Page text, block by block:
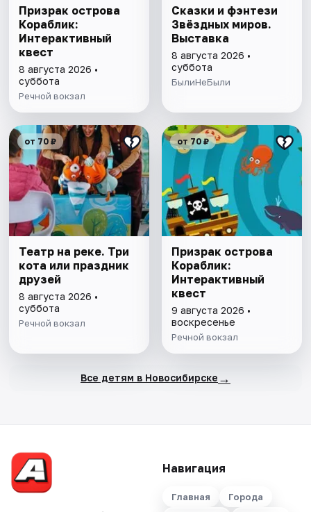
Призрак острова
Кораблик:
Интерактивный
квест
8 августа 2026 •
суббота
Речной вокзал
Сказки и фэнтези
Звёздных миров.
Выставка
8 августа 2026 •
суббота
БылиНеБыли
от 70 ₽
Театр на реке. Три
кота или праздник
друзей
8 августа 2026 •
суббота
Речной вокзал
от 70 ₽
Призрак острова
Кораблик:
Интерактивный
квест
9 августа 2026 •
воскресенье
Речной вокзал
Все детям в Новосибирске →
Навигация
Главная Города